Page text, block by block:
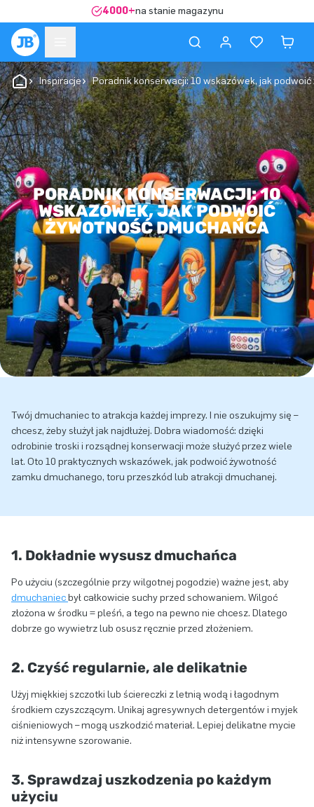
4000+na stanie magazynu
Inspiracje Poradnik konserwacji: 10 wskazówek, jak
PORADNIK KONSERWACJI: 10
WSKAZÓWEK, JAK PODWOIĆ
ŻYWOTNOŚĆ DMUCHAŃCA
Twój dmuchaniec to atrakcja każdej imprezy. I nie oszukujmy się –
chcesz, żeby służył jak najdłużej. Dobra wiadomość: dzięki
odrobinie troski i rozsądnej konserwacji może służyć przez wiele
lat. Oto 10 praktycznych wskazówek, jak podwoić żywotność
zamku dmuchanego, toru przeszkód lub atrakcji dmuchanej.
1. Dokładnie wysusz dmuchańca
Po użyciu (szczególnie przy wilgotnej pogodzie) ważne jest, aby
dmuchaniecbył całkowicie suchy przed schowaniem. Wilgoć
złożona w środku = pleśń, a tego na pewno nie chcesz. Dlatego
dobrze go wywietrz lub osusz ręcznie przed złożeniem.
2. Czyść regularnie, ale delikatnie
Użyj miękkiej szczotki lub ściereczki z letnią wodą i łagodnym
środkiem czyszczącym. Unikaj agresywnych detergentów i myjek
ciśnieniowych – mogą uszkodzić materiał. Lepiej delikatne mycie
niż intensywne szorowanie.
3. Sprawdzaj uszkodzenia po każdym
użyciu